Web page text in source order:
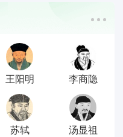
王阳明 李商隐
苏轼 汤显祖